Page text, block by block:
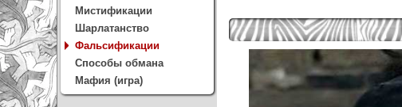
Мистификации
Шарлатанство
Фальсификации
Способы обмана
Мафия (игра)